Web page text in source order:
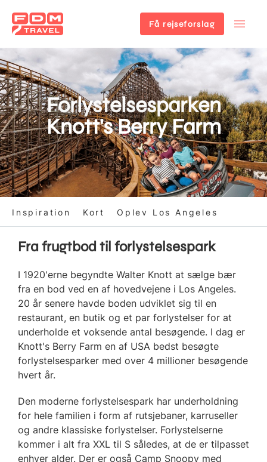
Gå
til
hovedindhold
Få rejseforslag
Forlystelsesparken
Knott's Berry Farm
Inspiration Kort Oplev Los Angeles
Fra frugtbod til forlystelsespark
I 1920'erne begyndte Walter Knott at sælge bær
fra en bod ved en af hovedvejene i Los Angeles.
20 år senere havde boden udviklet sig til en
restaurant, en butik og et par forlystelser for at
underholde et voksende antal besøgende. I dag er
Knott's Berry Farm en af USA bedst besøgte
forlystelsesparker med over 4 millioner besøgende
hvert år.
Den moderne forlystelsespark har underholdning
for hele familien i form af rutsjebaner, karruseller
og andre klassiske forlystelser. Forlystelserne
kommer i alt fra XXL til S således, at de er tilpasset
enhver alder. Der er også Camp Snoopy med